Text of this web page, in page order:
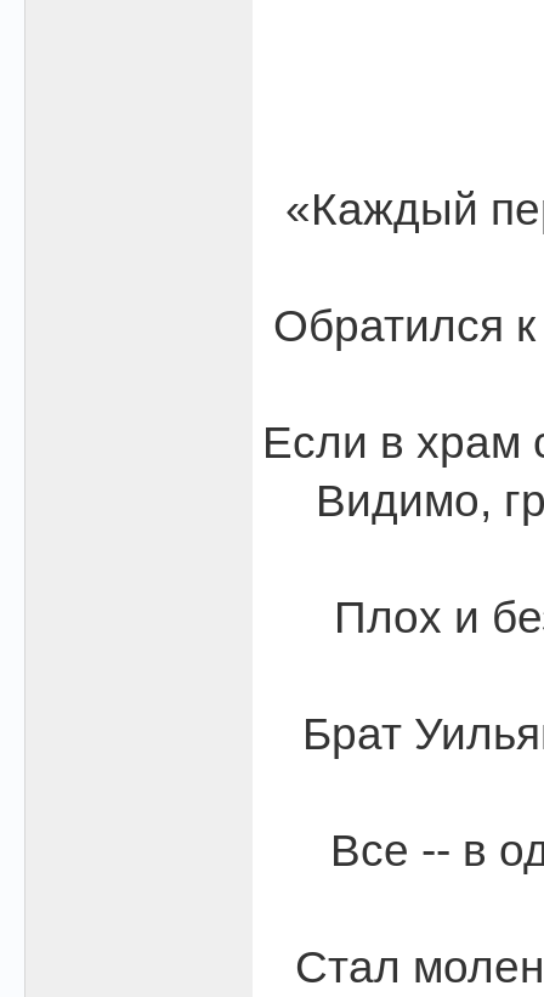
«Каждый
Обратился к
Если в храм
Видимо,
Плох и
Брат
Все -- в
Стал